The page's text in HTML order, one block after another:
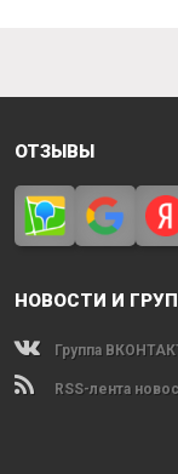
ОТЗЫВЫ
НОВОСТИ И
Группа
RSS-лента